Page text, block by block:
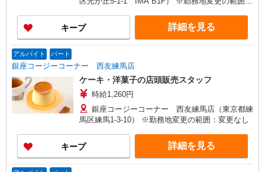
キープ 詳細を見る
アルバイト パート
銀座コージーコーナー 西友練馬店
ケーキ・洋菓子の店頭販売スタッフ
時給1,260円
銀座コージーコーナー 西友練馬店（東京都練
馬区練馬1-3-10） ※勤務地変更の範囲：変更なし
キープ 詳細を見る